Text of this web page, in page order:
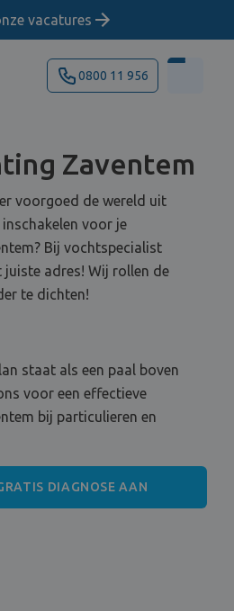
vacatures
0800 11 956
Zaventem
voorgoed de wereld uit
voor je
Bij vochtspecialist
juiste adres! Wij rollen de
te dichten!
staat als een paal boven
voor een effectieve
bij particulieren en
DIAGNOSE AAN